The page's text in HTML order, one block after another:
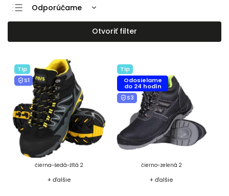
Odporúčame
Najlacnejšie
Najdrahšie
Abecedne
Otvoriť filter
Tip
S1
čierna-šedá-žltá 2
+ ďalšie
Tip
Odosielame
do 24 hodín
S3
čierno-zelená 2
+ ďalšie